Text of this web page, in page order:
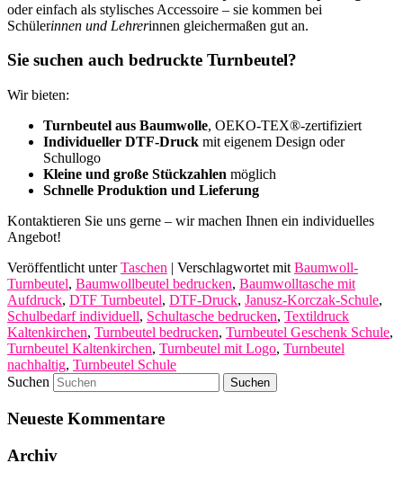
oder einfach als stylisches Accessoire – sie kommen bei
Schülerinnen und Lehrerinnen gleichermaßen gut an.
Sie suchen auch bedruckte Turnbeutel?
Wir bieten:
Turnbeutel aus Baumwolle, OEKO-TEX®-zertifiziert
Individueller DTF-Druck mit eigenem Design oder
Schullogo
Kleine und große Stückzahlen möglich
Schnelle Produktion und Lieferung
Kontaktieren Sie uns gerne – wir machen Ihnen ein individuelles
Angebot!
Veröffentlicht unter Taschen | Verschlagwortet mit Baumwoll-
Turnbeutel, Baumwollbeutel bedrucken, Baumwolltasche mit
Aufdruck, DTF Turnbeutel, DTF-Druck, Janusz-Korczak-Schule,
Schulbedarf individuell, Schultasche bedrucken, Textildruck
Kaltenkirchen, Turnbeutel bedrucken, Turnbeutel Geschenk Schule,
Turnbeutel Kaltenkirchen, Turnbeutel mit Logo, Turnbeutel
nachhaltig, Turnbeutel Schule
Suchen
Neueste Kommentare
Archiv